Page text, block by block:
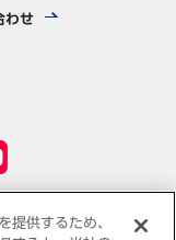
わせ
提供するため、